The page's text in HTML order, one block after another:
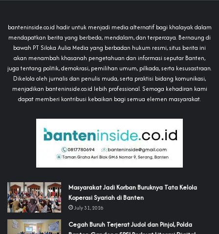
banteninside.co.id hadir untuk menjadi media alternatif bagi khalayak dalam
mendapatkan berita yang berbeda, mendalam, dan terpercaya. Bernaung di
bawah PT Siloka Aulia Media yang berbadan hukum resmi, situs berita ini
akan menambah khasanah pengetahuan dan informasi seputar Banten,
juga tentang politik, demokrasi, pemilihan umum, pilkada, serta kesusastraan.
Dikelola oleh jurnalis dan penulis muda, serta praktisi bidang komunikasi,
menjadikan banteninside.co.id lebih professional. Semoga kehadiran kami
dapat memberi kontribusi kebaikan bagi semua elemen masyarakat.
‎Masyarakat Jadi Korban Buruknya Tata Kelola
Koperasi Syariah di Banten
July 31, 2026
Cegah Buruh Terjerat Judol dan Pinjol, Polda